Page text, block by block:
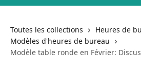
Toutes les collections
Heures de
Modèles d'heures de bureau
Modèle table ronde en Février: